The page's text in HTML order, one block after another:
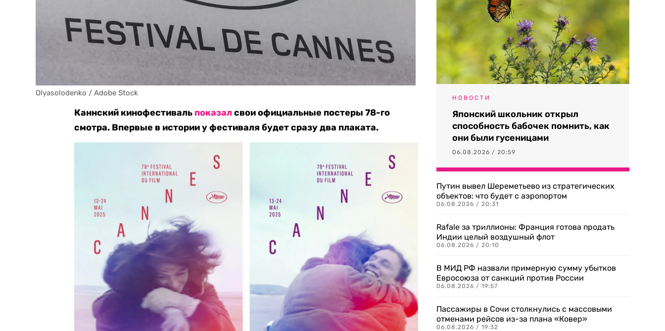
Olyasolodenko / Adobe Stock
Каннский кинофестиваль показалсвои официальные постеры 78-го
смотра. Впервые в истории у фестиваля будет сразу два плаката.
НОВОСТИ
Японский школьник открыл
способность бабочек помнить, как
они были гусеницами
06.08.2026 / 20:59
Путин вывел Шереметьево из стратегических
объектов: что будет с аэропортом
06.08.2026 / 20:31
Rafale за триллионы: Франция готова продать
Индии целый воздушный флот
06.08.2026 / 20:10
В МИД РФ назвали примерную сумму убытков
Евросоюза от санкций против России
06.08.2026 / 19:57
Пассажиры в Сочи столкнулись с массовыми
отменами рейсов из-за плана «Ковер»
06.08.2026 / 19:32